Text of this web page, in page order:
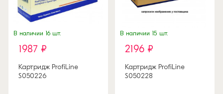
В наличии 16 шт.
1987 ₽
Картридж ProfiLine
S050226
В наличии 15 шт.
2196 ₽
Картридж ProfiLine
S050228